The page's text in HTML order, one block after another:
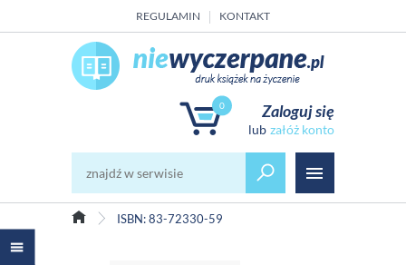
REGULAMIN KONTAKT
0 Zaloguj się
załóż konto
ISBN: 83-72330-59